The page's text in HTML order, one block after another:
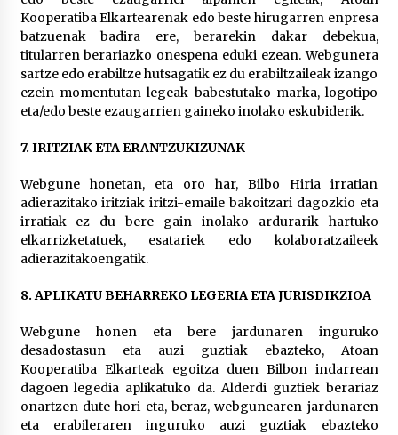
Kooperatiba Elkartearenak edo beste hirugarren enpresa
batzuenak badira ere, berarekin dakar debekua,
titularren berariazko onespena eduki ezean. Webgunera
sartze edo erabiltze hutsagatik ez du erabiltzaileak izango
ezein momentutan legeak babestutako marka, logotipo
eta/edo beste ezaugarrien gaineko inolako eskubiderik.
7. IRITZIAK ETA ERANTZUKIZUNAK
Webgune honetan, eta oro har, Bilbo Hiria irratian
adierazitako iritziak iritzi-emaile bakoitzari dagozkio eta
irratiak ez du bere gain inolako ardurarik hartuko
elkarrizketatuek, esatariek edo kolaboratzaileek
adierazitakoengatik.
8. APLIKATU BEHARREKO LEGERIA ETA JURISDIKZIOA
Webgune honen eta bere jardunaren inguruko
desadostasun eta auzi guztiak ebazteko, Atoan
Kooperatiba Elkarteak egoitza duen Bilbon indarrean
dagoen legedia aplikatuko da. Alderdi guztiek berariaz
onartzen dute hori eta, beraz, webgunearen jardunaren
eta erabileraren inguruko auzi guztiak ebazteko